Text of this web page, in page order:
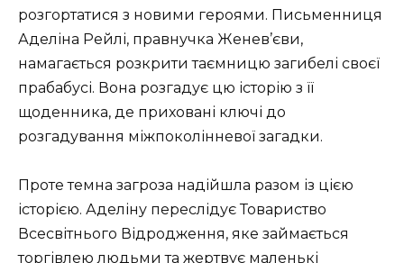
розгортатися з новими героями. Письменниця
Аделіна Рейлі, правнучка Женев’єви,
намагається розкрити таємницю загибелі своєї
прабабусі. Вона розгадує цю історію з її
щоденника, де приховані ключі до
розгадування міжпоколінневої загадки.
Проте темна загроза надійшла разом із цією
історією. Аделіну переслідує Товариство
Всесвітнього Відродження, яке займається
торгівлею людьми та жертвує маленькі